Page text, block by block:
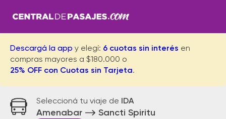
Descargá la app y elegí: 6 cuotas sin interés en
compras mayores a $180.000 o
25% OFF con Cuotas sin Tarjeta.
Seleccioná tu viaje de IDA
Amenabar Sancti Spiritu